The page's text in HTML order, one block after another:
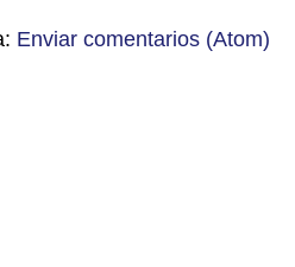
Enviar comentarios (Atom)